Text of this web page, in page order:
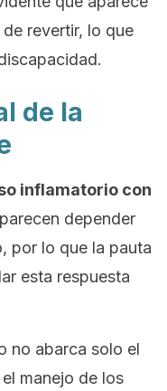
revertir, lo que
de la
inflamatorio con
depender
por lo que la pauta
esta respuesta
no abarca solo el
manejo de los